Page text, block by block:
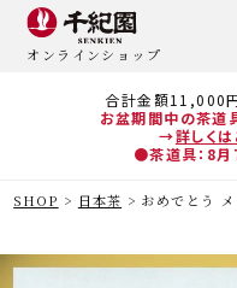
合計金額11,000
お盆期間中の茶道
→詳しく
●茶道具：8月7
オンラインショップ
SHOP 日本茶 おめでとう